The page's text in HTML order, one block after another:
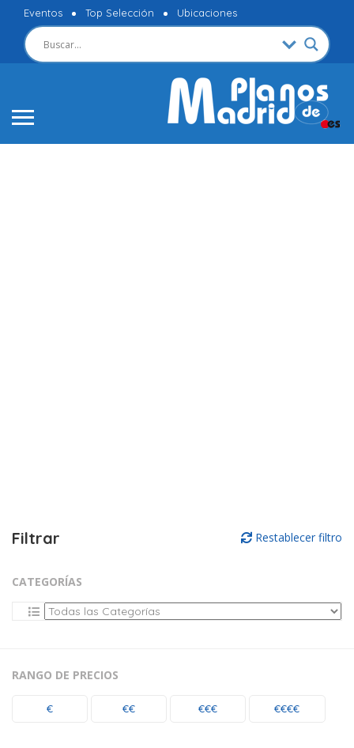
Eventos Top Selección Ubicaciones
Filtrar Restablecer filtro
CATEGORÍAS
RANGO DE PRECIOS
€ €€ €€€ €€€€